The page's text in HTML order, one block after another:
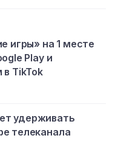
игры» на 1 месте
Play и
TikTok
удерживать
телеканала